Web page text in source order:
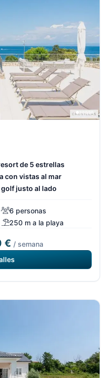
de 5 estrellas
con vistas al mar
justo al lado
6 personas
250 m a la playa
€ / semana